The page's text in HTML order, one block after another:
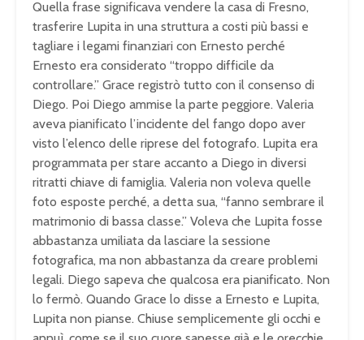
Quella frase significava vendere la casa di Fresno,
trasferire Lupita in una struttura a costi più bassi e
tagliare i legami finanziari con Ernesto perché
Ernesto era considerato “troppo difficile da
controllare.” Grace registrò tutto con il consenso di
Diego. Poi Diego ammise la parte peggiore. Valeria
aveva pianificato l’incidente del fango dopo aver
visto l’elenco delle riprese del fotografo. Lupita era
programmata per stare accanto a Diego in diversi
ritratti chiave di famiglia. Valeria non voleva quelle
foto esposte perché, a detta sua, “fanno sembrare il
matrimonio di bassa classe.” Voleva che Lupita fosse
abbastanza umiliata da lasciare la sessione
fotografica, ma non abbastanza da creare problemi
legali. Diego sapeva che qualcosa era pianificato. Non
lo fermò. Quando Grace lo disse a Ernesto e Lupita,
Lupita non pianse. Chiuse semplicemente gli occhi e